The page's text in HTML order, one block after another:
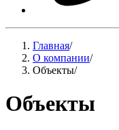
Главная/
О компании/
Объекты/
Объекты